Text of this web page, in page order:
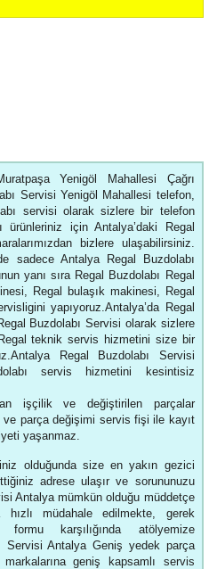
Yenigöl Mahallesi Çağrı
Servisi Yenigöl Mahallesi telefon,
servisi olarak sizlere bir telefon
ürünleriniz için Antalya’daki Regal
bizlere ulaşabilirsiniz.
sadece Antalya Regal Buzdolabı
yanı sıra Regal Buzdolabı Regal
Regal bulaşık makinesi, Regal
yapıyoruz.Antalya’da Regal
Buzdolabı Servisi olarak sizlere
teknik servis hizmetini size bir
Regal Buzdolabı Servisi
servis hizmetini kesintisiz
işçilik ve değiştirilen parçalar
ve parça değişimi servis fişi ile kayıt
yaşanmaz.
olduğunda size en yakın gezici
adrese ulaşır ve sorununuzu
Antalya mümkün olduğu müddetçe
hızlı müdahale edilmekte, gerek
karşılığında atölyemize
Servisi Antalya Geniş yedek parça
geniş kapsamlı servis